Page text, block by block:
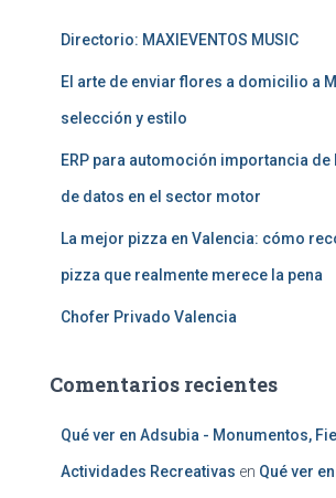
Directorio: MAXIEVENTOS MUSIC
El arte de enviar flores a domicilio a
selección y estilo
ERP para automoción importancia
de datos en el sector motor
La mejor pizza en Valencia: cómo
pizza que realmente merece la pena
Chofer Privado Valencia
Comentarios recientes
Qué ver en Adsubia - Monumentos,
Actividades Recreativas en Qué ver